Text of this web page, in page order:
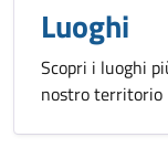
Luoghi
Scopri i luoghi
nostro territorio